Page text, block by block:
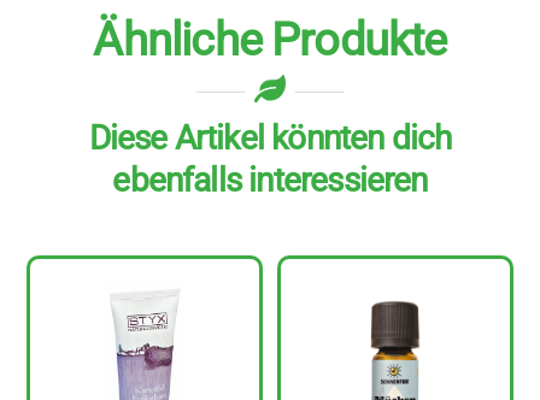
Ähnliche Produkte
Diese Artikel könnten dich
ebenfalls interessieren